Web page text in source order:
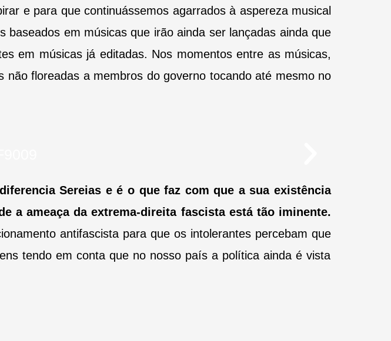
e para que continuássemos agarrados à aspereza musical
em músicas que irão ainda ser lançadas ainda que
em músicas já editadas. Nos momentos entre as músicas,
floreadas a membros do governo tocando até mesmo no
Sereias e é o que faz com que a sua existência
a ameaça da extrema-direita fascista está tão iminente.
antifascista para que os intolerantes percebam que
tendo em conta que no nosso país a política ainda é vista